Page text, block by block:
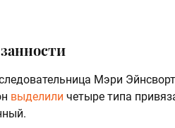
Мэри
выделили четыре типа